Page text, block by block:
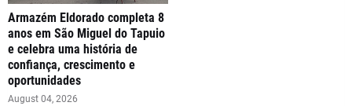
Armazém Eldorado completa 8
anos em São Miguel do Tapuio
e celebra uma história de
confiança, crescimento e
oportunidades
August 04, 2026